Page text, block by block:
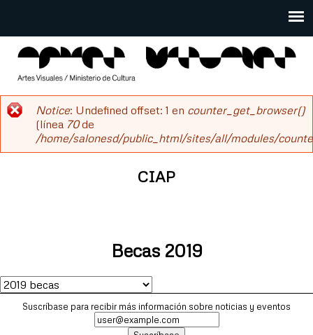
Main
menu
al
contenido
principal
salonesdeartistas
Mensaje
de
Notice: Undefined offset: 1 en counter_get_browser()
(línea 70de
/home/salonesd/public_html/sites/all/modules/
CIAP
Becas 2019
Suscríbase para recibir más información sobre noticias y eventos